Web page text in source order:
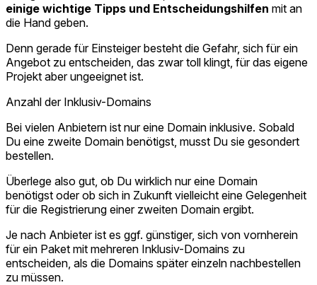
einige wichtige Tipps und Entscheidungshilfen mit an
die Hand geben.
Denn gerade für Einsteiger besteht die Gefahr, sich für ein
Angebot zu entscheiden, das zwar toll klingt, für das eigene
Projekt aber ungeeignet ist.
Anzahl der Inklusiv-Domains
Bei vielen Anbietern ist nur eine Domain inklusive. Sobald
Du eine zweite Domain benötigst, musst Du sie gesondert
bestellen.
Überlege also gut, ob Du wirklich nur eine Domain
benötigst oder ob sich in Zukunft vielleicht eine Gelegenheit
für die Registrierung einer zweiten Domain ergibt.
Je nach Anbieter ist es ggf. günstiger, sich von vornherein
für ein Paket mit mehreren Inklusiv-Domains zu
entscheiden, als die Domains später einzeln nachbestellen
zu müssen.